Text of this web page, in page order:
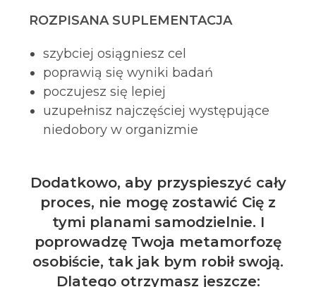
ROZPISANA SUPLEMENTACJA
szybciej osiągniesz cel
poprawią się wyniki badań
poczujesz się lepiej
uzupełnisz najczęściej występujące
niedobory w organizmie
Dodatkowo, aby przyspieszyć cały
proces, nie mogę zostawić Cię z
tymi planami samodzielnie. I
poprowadzę Twoja metamorfozę
osobiście, tak jak bym robił swoją.
Dlatego otrzymasz jeszcze: